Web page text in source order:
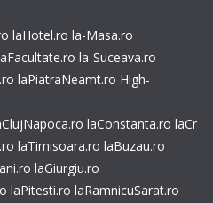
laHotel.ro la-Masa.ro
la-Suceava.ro
laPiatraNeamt.ro High-
laConstanta.ro laCr
laTimisoara.ro laBuzau.ro
laGiurgiu.ro
laPitesti.ro laRamnicuSarat.ro